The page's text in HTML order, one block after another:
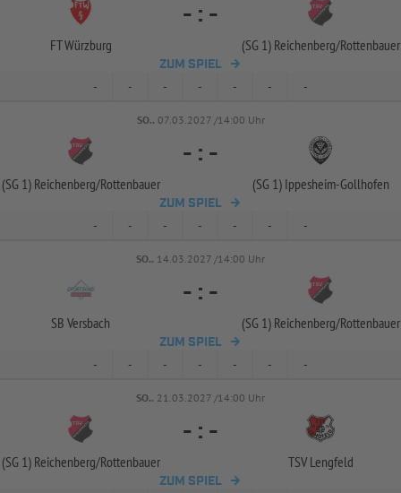
FT Würzburg
- : -
(SG 1) Reichenberg/Rottenbauer
ZUM SPIEL
- - - - - - -
SO.. 07.03.2027 /14:00 Uhr
(SG 1) Reichenberg/Rottenbauer
- : -
(SG 1) Ippesheim-Gollhofen
ZUM SPIEL
- - - - - - -
SO.. 14.03.2027 /14:00 Uhr
SB Versbach
- : -
(SG 1) Reichenberg/Rottenbauer
ZUM SPIEL
- - - - - - -
SO.. 21.03.2027 /14:00 Uhr
(SG 1) Reichenberg/Rottenbauer
- : -
TSV Lengfeld
ZUM SPIEL